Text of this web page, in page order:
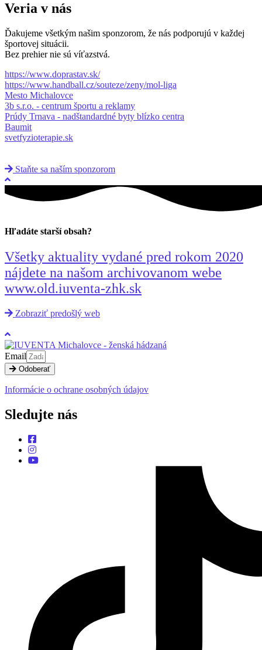
Veria v nás
Ďakujeme všetkým našim sponzorom, že nás podporujú v každej
športovej situácii.
Bez prehier nie sú víťazstvá.
https://www.doprastav.sk/
https://www.handball.cz/souteze/zeny/mol-liga
Mesto Michalovce
3b s.r.o. - centrum športu a reklamy
Prúdy Trnava - nadštandardné byty blízko centra
Baumit
svetfyzioterapie.sk
Staňte sa naším sponzorom
Hľadáte starší obsah?
Všetky aktuality vydané pred rokom 2020
nájdete na našom archivovanom webe
www.old.iuventa-zhk.sk
Zobraziť predošlý web
Email
Odoberať
Informácie o ochrane osobných údajov
Sledujte nás